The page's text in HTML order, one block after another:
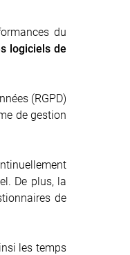
du
logiciels de
(RGPD)
de gestion
De plus, la
de
les temps